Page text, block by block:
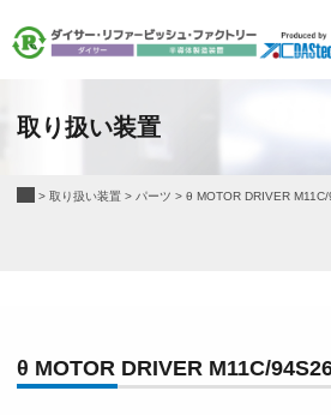
取り扱い装置
> 取り扱い装置 > パーツ > θ MOTOR DRIVER
θ MOTOR DRIVER M11C/